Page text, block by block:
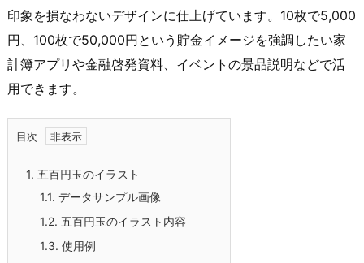
印象を損なわないデザインに仕上げています。10枚で5,000
円、100枚で50,000円という貯金イメージを強調したい家
計簿アプリや金融啓発資料、イベントの景品説明などで活
用できます。
目次
1. 五百円玉のイラスト
1.1. データサンプル画像
1.2. 五百円玉のイラスト内容
1.3. 使用例